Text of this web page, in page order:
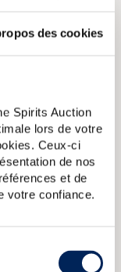
des cookies
Spirits Auction
lors de votre
Ceux-ci
de nos
et de
votre confiance.
que nous
connaissons et
les dégâts
en 1902. La
qui regroupe
est une cuvée
élaborée dans les
de la marque